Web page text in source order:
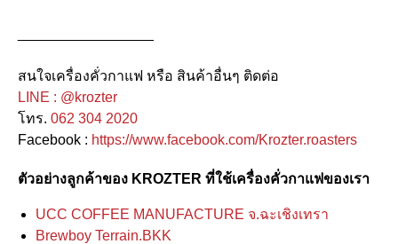
สนใจเครื่องคั่วกาแฟ หรือ สินค้าอื่นๆ ติดต่อ
LINE : @krozter
โทร. 062 304 2020
Facebook : https://www.facebook.com/Krozter.roasters
ตัวอย่างลูกค้าของ KROZTER ที่ใช้เครื่องคั่วกาแฟของเรา
UCC COFFEE MANUFACTURE จ.ฉะเชิงเทรา
Brewboy Terrain.BKK